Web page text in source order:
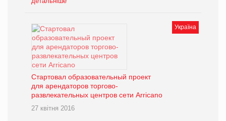
Україна
Cтартовал образовательный проект
для арендаторов торгово-
развлекательных центров сети Arricano
27 квітня 2016